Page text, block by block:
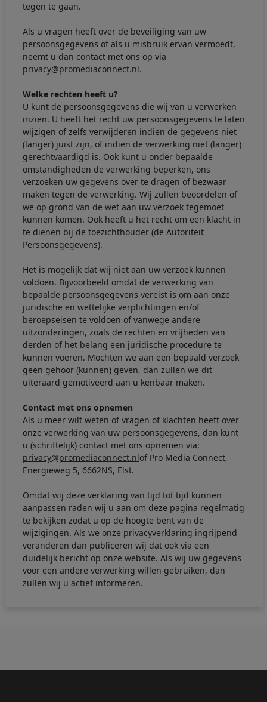
tegen te gaan.
Als u vragen heeft over de beveiliging van uw
persoonsgegevens of als u misbruik ervan vermoedt,
neemt u dan contact met ons op via
privacy@promediaconnect.nl.
Welke rechten heeft u?
U kunt de persoonsgegevens die wij van u verwerken
inzien. U heeft het recht uw persoonsgegevens te laten
wijzigen of zelfs verwijderen indien de gegevens niet
(langer) juist zijn, of indien de verwerking niet (langer)
gerechtvaardigd is. Ook kunt u onder bepaalde
omstandigheden de verwerking beperken, ons
verzoeken uw gegevens over te dragen of bezwaar
maken tegen de verwerking. Wij zullen beoordelen of
we op grond van de wet aan uw verzoek tegemoet
kunnen komen. Ook heeft u het recht om een klacht in
te dienen bij de toezichthouder (de Autoriteit
Persoonsgegevens).
Het is mogelijk dat wij niet aan uw verzoek kunnen
voldoen. Bijvoorbeeld omdat de verwerking van
bepaalde persoonsgegevens vereist is om aan onze
juridische en wettelijke verplichtingen en/of
beroepseisen te voldoen of vanwege andere
uitzonderingen, zoals de rechten en vrijheden van
derden of het belang een juridische procedure te
kunnen voeren. Mochten we aan een bepaald verzoek
geen gehoor (kunnen) geven, dan zullen we dit
uiteraard gemotiveerd aan u kenbaar maken.
Contact met ons opnemen
Als u meer wilt weten of vragen of klachten heeft over
onze verwerking van uw persoonsgegevens, dan kunt
u (schriftelijk) contact met ons opnemen via:
privacy@promediaconnect.nlof Pro Media Connect,
Energieweg 5, 6662NS, Elst.
Omdat wij deze verklaring van tijd tot tijd kunnen
aanpassen raden wij u aan om deze pagina regelmatig
te bekijken zodat u op de hoogte bent van de
wijzigingen. Als we onze privacyverklaring ingrijpend
veranderen dan publiceren wij dat ook via een
duidelijk bericht op onze website. Als wij uw gegevens
voor een andere verwerking willen gebruiken, dan
zullen wij u actief informeren.